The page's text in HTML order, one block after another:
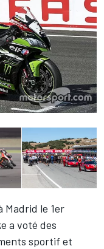
Madrid le 1er
a voté des
sportif et